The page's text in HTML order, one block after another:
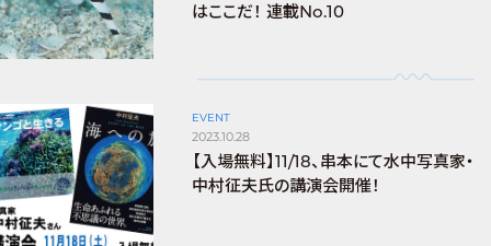
はここだ！ 連載No.10
EVENT
2023.10.28
【入場無料】11/18、串本にて水中写真家・
中村征夫氏の講演会開催！